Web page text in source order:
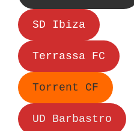
SD Ibiza
Terrassa FC
Torrent CF
UD Barbastro